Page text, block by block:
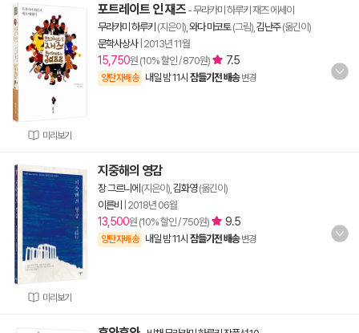
미리보기
포트레이트 인 재즈 - 무라카미 하루키 재즈 에세이
무라카미 하루키 (지은이), 와다 마코토(그림), 김난주(옮긴이)
문학사상사| 2013년 11월
15,750원 (10% 할인 / 870원) 7.5
양탄자배송 내일 밤 11시 잠들기전 배송 변경
미리보기
지중해의 영감
장 그르니에 (지은이), 김화영(옮긴이)
이른비
2018년 06월
13,500원 (10% 할인 / 750원) 9.5
양탄자배송 내일 밤 11시 잠들기전 배송 변경